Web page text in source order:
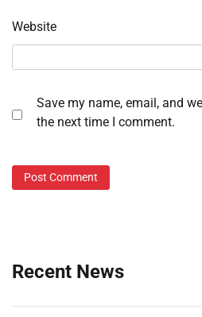
Website
Save my name, email, and
the next time I comment.
Recent News